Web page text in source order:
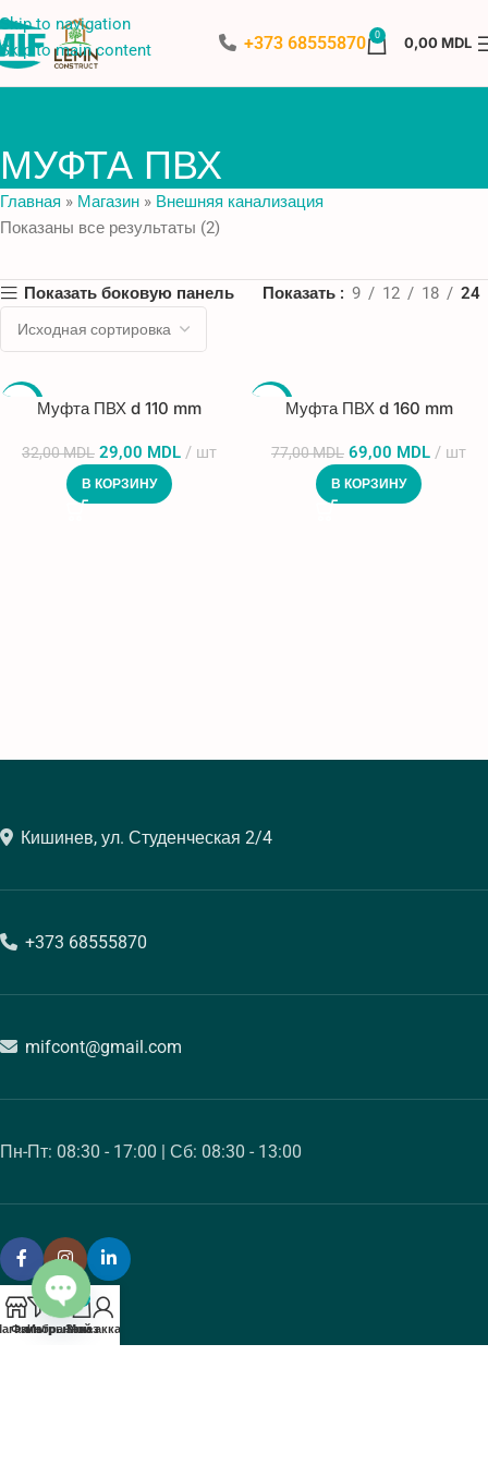
Skip to navigation
Skip to main content
+373 68555870 0 0,00MDL
МУФТА ПВХ
Главная » Магазин » Внешняя канализация
Показаны все результаты (2)
Показать боковую панель Показать 9 12 18 24
Муфта ПВХ d 110 mm
32,00MDL 29,00 MDL шт
В КОРЗИНУ
Муфта ПВХ d 160 mm
77,00MDL 69,00 MDL шт
В КОРЗИНУ
Кишинев, ул. Студенческая 2/4
+373 68555870
mifcont@gmail.com
Пн-Пт: 08:30 - 17:00 | Сб: 08:30 - 13:00
КАТАЛОГ
Фильтры
Избранное
Заказ
Мой аккаунт
Open chaty